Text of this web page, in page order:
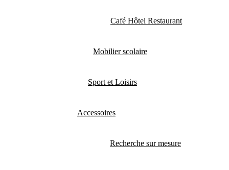
Café Hôtel Restaurant
Mobilier scolaire
Sport et Loisirs
Accessoires
Recherche sur mesure